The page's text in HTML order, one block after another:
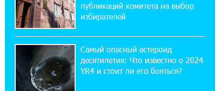
17:03:49 30-07-2026
Платформа Rate.Trading на Seaside Startup
14:44:13 29-07-2026
Состоялось открытие Khachaturian Rooftop
публикаций комитета на выбор
избирателей
Самый опасный астероид
десятилетия: Что известно о 2024
YR4 и стоит ли его бояться?